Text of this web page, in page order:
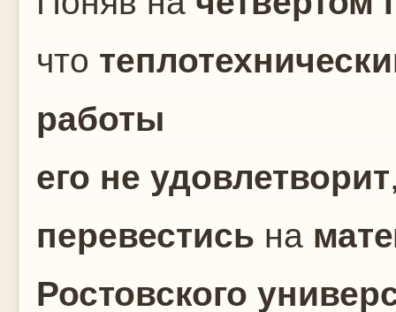
что
работы
его не удовлетворит
перевестись на
Ростовского